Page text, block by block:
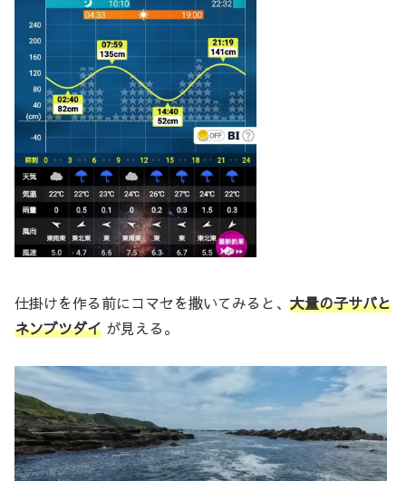
仕掛けを作る前にコマセを撒いてみると、 大量の子サバと
ネンブツダイ が見える。